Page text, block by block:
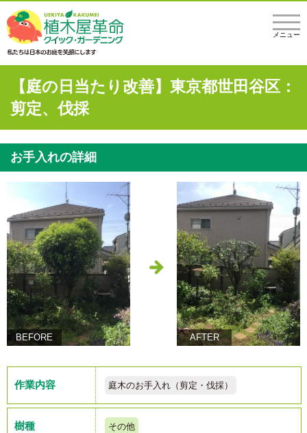
メニュー
【庭の日当たり改善】東京都世田谷区：
剪定、伐採
お手入れの詳細
BEFORE AFTER
作業内容 庭木のお手入れ（剪定・伐採）
樹種 その他